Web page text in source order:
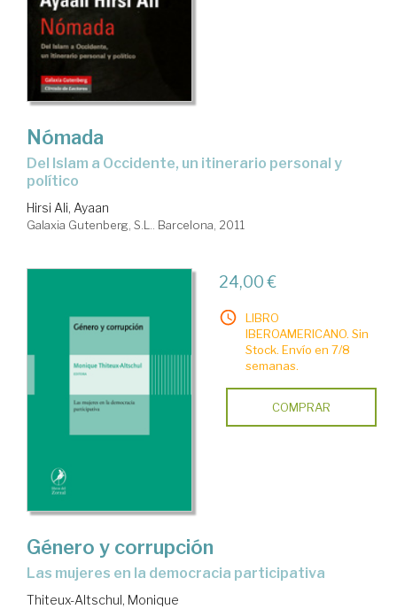
Nómada
del Islam a Occidente, un itinerario personal y
político
Hirsi Ali, Ayaan
Galaxia Gutenberg, S.L.. Barcelona, 2011
24,00 €
LIBRO
IBEROAMERICANO. Sin
Stock. Envío en 7/8
semanas.
COMPRAR
Género y corrupción
las mujeres en la democracia participativa
Thiteux-Altschul, Monique